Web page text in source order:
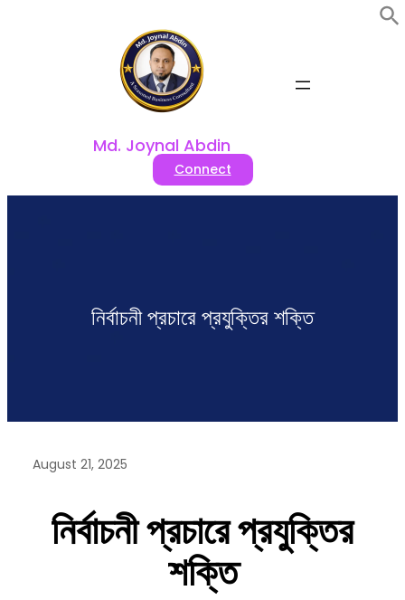
Md. Joynal Abdin
Connect
নির্বাচনী প্রচারে প্রযুক্তির শক্তি
August 21, 2025
নির্বাচনীপ্রচারেপ্রযুক্তির
শক্তি